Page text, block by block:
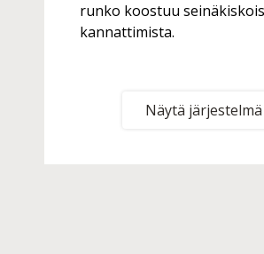
runko koostuu
kannattimista.
Näytä järjestelmä